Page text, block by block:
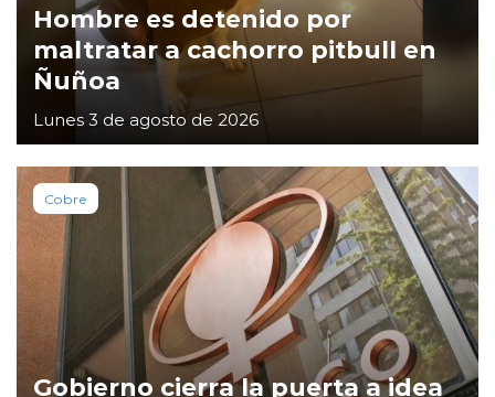
Hombre es detenido por
maltratar a cachorro pitbull en
Ñuñoa
Lunes 3 de agosto de 2026
Cobre
Gobierno cierra la puerta a idea